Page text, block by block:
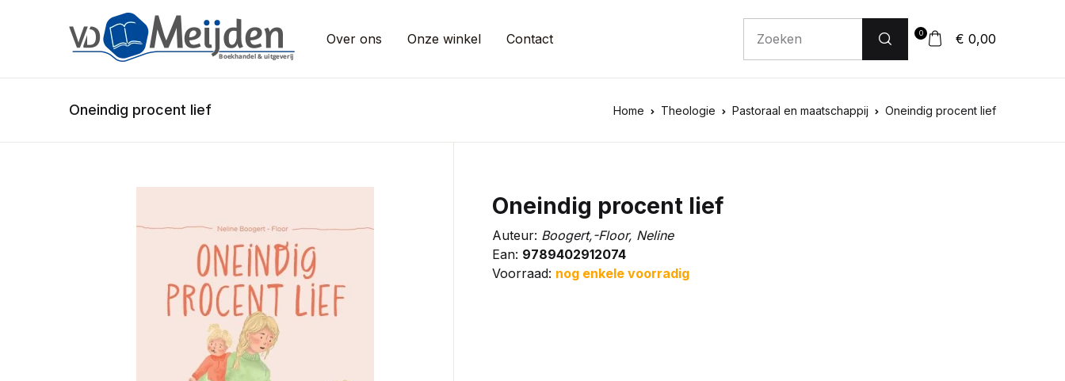
Over ons Onze winkel Contact 0 € 0,00
Oneindig procent lief Home Theologie Pastoraal en maatschappij Oneindig procent lief
Oneindig procent lief
Auteur: Boogert,-Floor, Neline
Ean: 9789402912074
Voorraad: nog enkele voorradig